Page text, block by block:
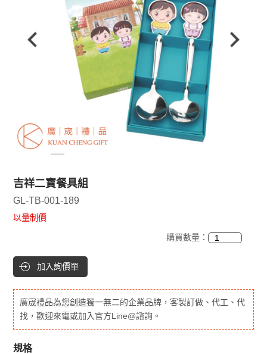
吉祥二寶餐具組
GL-TB-001-189
以量制價
購買數量：
加入詢價單
廣宬禮品為您創造獨一無二的企業品牌，客製訂做、代工、代
找，歡迎來電或加入官方Line@諮詢。
規格